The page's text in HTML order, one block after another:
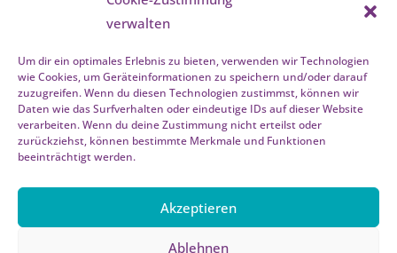
verwalten
Um dir ein optimales Erlebnis zu bieten, verwenden wir Technologien
wie Cookies, um Geräteinformationen zu speichern und/oder darauf
zuzugreifen. Wenn du diesen Technologien zustimmst, können wir
Daten wie das Surfverhalten oder eindeutige IDs auf dieser Website
verarbeiten. Wenn du deine Zustimmung nicht erteilst oder
zurückziehst, können bestimmte Merkmale und Funktionen
beeinträchtigt werden.
Akzeptieren
Ablehnen
21029 Hamburg (Bergedorf)
040 72006544
ich@selbstverstaendlich-selig.de
www.selbstverstaendlich-selig.de
Impressum
Datenschutzerklärung
Haftungsausschluss